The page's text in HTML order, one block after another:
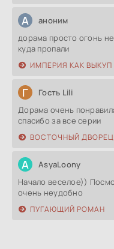
А аноним
дорама просто огонь
куда пропали
ИМПЕРИЯ КАК ВЫКУП
Г Гость Lili
Дорама очень
спасибо за все серии
ВОСТОЧНЫЙ ДВОРЕЦ
A AsyaLoony
Начало веселое))
очень неудобно
ПУГАЮЩИЙ РОМАН